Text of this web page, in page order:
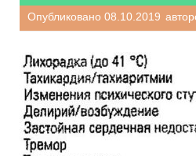
Опубликовано 08.10.2019